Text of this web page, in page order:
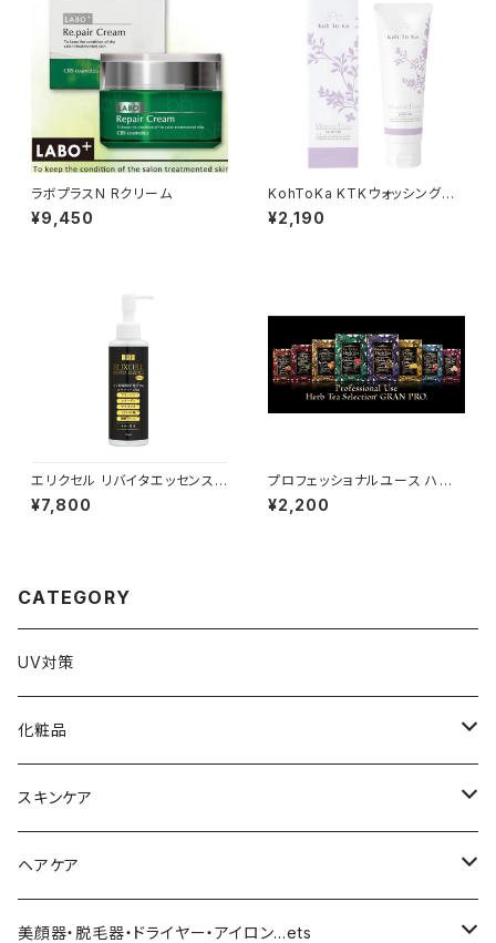
ラボプラスN Rクリーム
¥9,450
KohToKa KTKウォッシングフォ
ームP
¥2,190
エリクセル リバイタエッセンスP
ro 150ml
¥7,800
プロフェッショナルユース ハー
ブティーセレクション ※10袋入
¥2,200
CATEGORY
UV対策
化粧品
化粧下地
ファンデーション／パウダー
クッションファンデーション
マスカラ／眉毛／アイシャドー
スキンケア
導入化粧水／化粧水
美容液／アイクリーム
ヘアケア
ヘアシャンプー／トリートメント
美顔器・脱毛器・ドライヤー・アイロン…ets